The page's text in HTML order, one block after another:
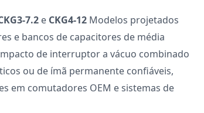
7.2 e CKG4-12 Modelos projetados
e bancos de capacitores de média
de interruptor a vácuo combinado
ou de ímã permanente confiáveis,
em comutadores OEM e sistemas de